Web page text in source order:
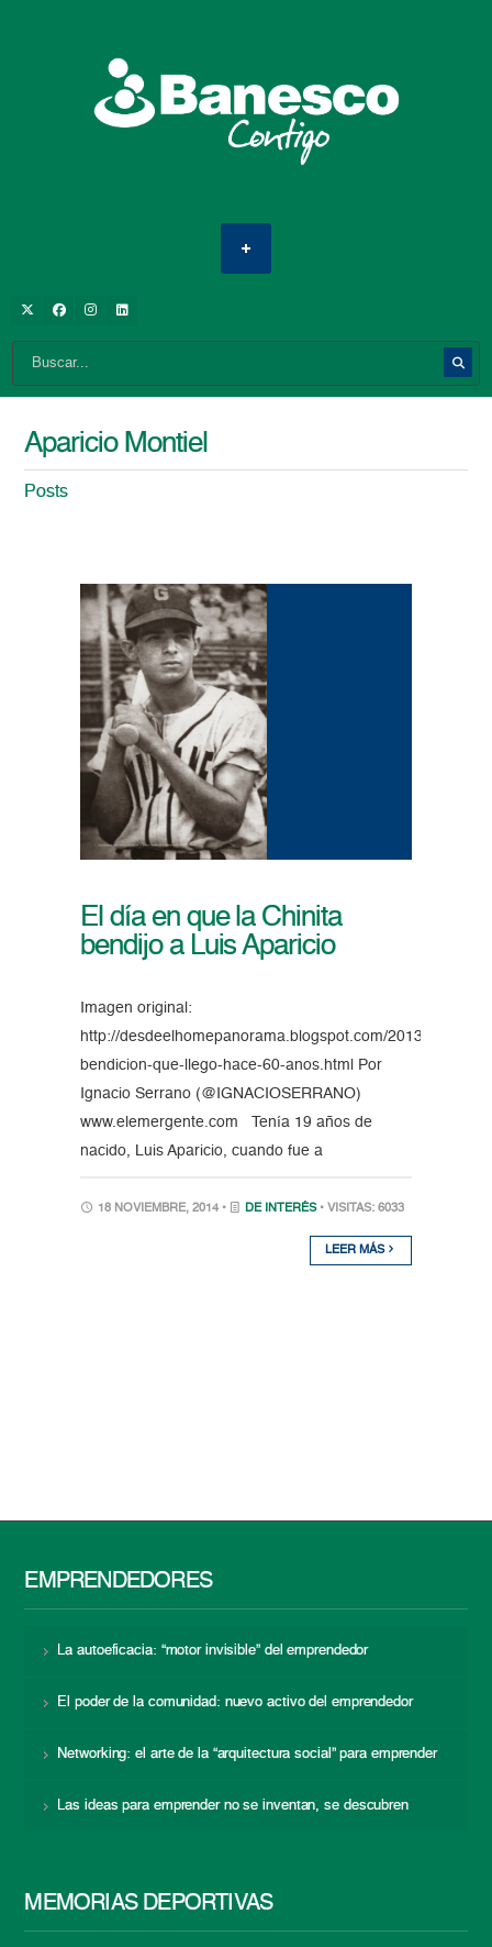
Aparicio Montiel
Posts
El día en que la Chinita
bendijo a Luis Aparicio
Imagen original:
http://desdeelhomepanorama.blogspot.com/2013/11/la-
bendicion-que-llego-hace-60-anos.html Por
Ignacio Serrano (@IGNACIOSERRANO)
www.elemergente.com Tenía 19 años de
nacido, Luis Aparicio, cuando fue a
18 NOVIEMBRE, 2014 • DE INTERÉS • VISITAS: 6033
LEER MÁS
EMPRENDEDORES
La autoeficacia: “motor invisible” del emprendedor
El poder de la comunidad: nuevo activo del emprendedor
Networking: el arte de la “arquitectura social” para emprender
Las ideas para emprender no se inventan, se descubren
MEMORIAS DEPORTIVAS